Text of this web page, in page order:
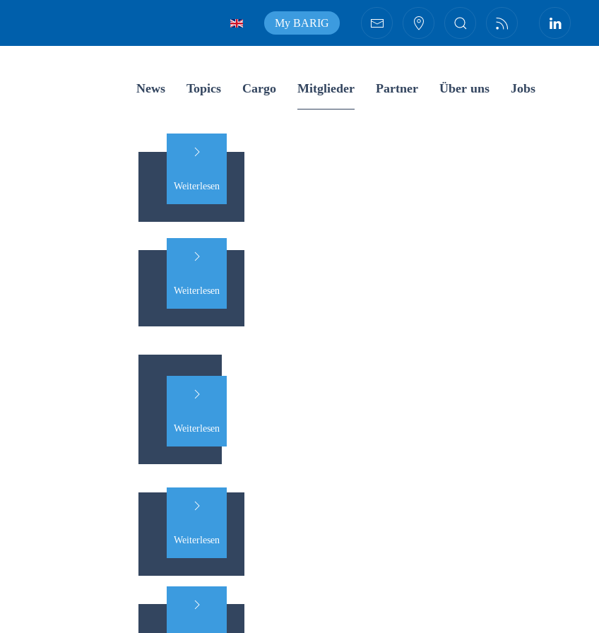
My BARIG
News Topics Cargo Mitglieder Partner Über uns Jobs
Weiterlesen
Weiterlesen
Weiterlesen
Weiterlesen